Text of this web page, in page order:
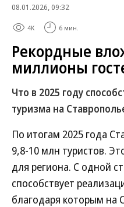
08.01.2026, 09:32
4K 6 мин.
Рекордные
миллионы
Что в 2025 году
туризма на
По итогам 2025 года
9,8-10 млн туристов.
для региона. С одной
способствует
благодаря которым на